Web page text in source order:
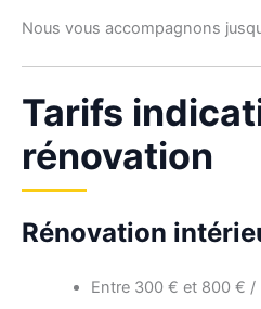
Nous vous accompagnons
Tarifs
rénovation
Rénovation
Entre 300 € et 800 € /